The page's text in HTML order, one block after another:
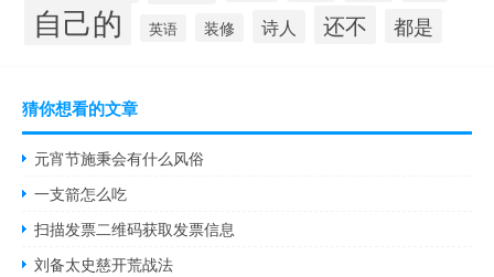
自己的 英语 装修 诗人 还不 都是
猜你想看的文章
元宵节施秉会有什么风俗
一支箭怎么吃
扫描发票二维码获取发票信息
刘备太史慈开荒战法